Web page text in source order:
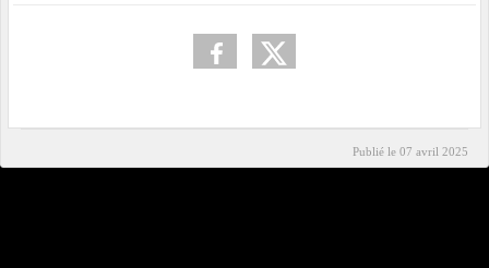
Publié le 07 avril 2025